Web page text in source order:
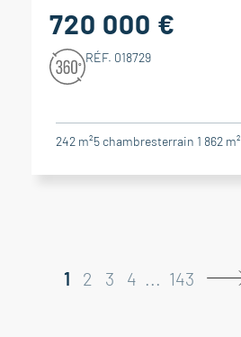
720 000 €
RÉF. 018729
242 m²5 chambresterrain 1 862 m²
1 2 3 4 ... 143